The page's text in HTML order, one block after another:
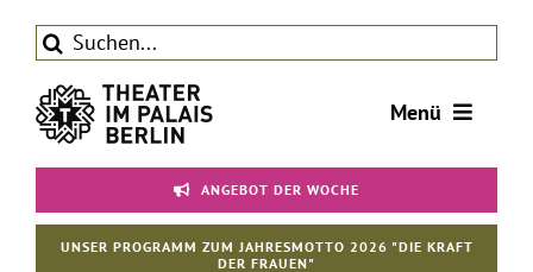
Inhalt
springen
Suche
Menü
Tickets
Theater
ANGEBOT DER WOCHE
UNSER PROGRAMM ZUM JAHRESMOTTO 2026 "DIE KRAFT
DER FRAUEN"